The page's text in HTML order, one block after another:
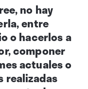
no hay
entre
o hacerlos a
componer
actuales o
realizadas